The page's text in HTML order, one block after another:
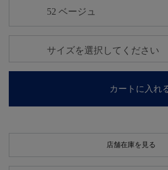
カートに入れ
店舗在庫を見る